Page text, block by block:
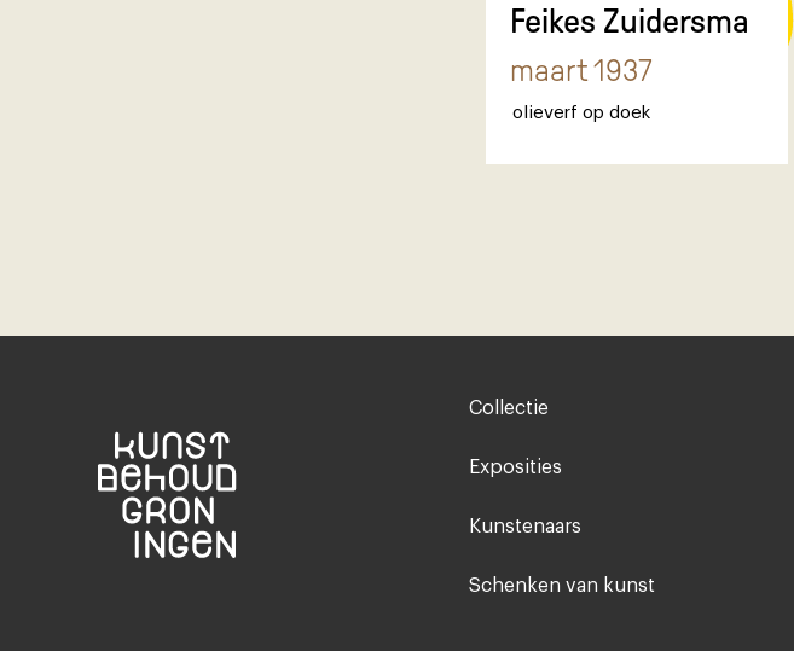
Feikes Zuidersma
maart 1937
olieverf op doek
Footer-
Collectie
Exposities
Kunstenaars
Schenken van kunst